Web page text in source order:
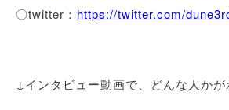
〇twitter： https://twitter.com/
↓インタビュー動画で、どんな人か